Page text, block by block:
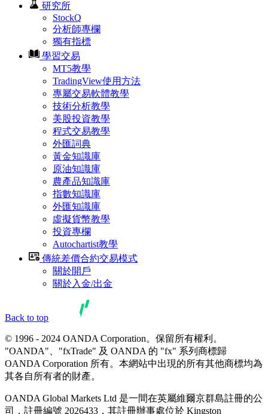
研究所
StockQ
分析師專欄
獨有指標
學習交易
MT5教學
TradingView使用方法
專屬交易軟體教學
技術分析教學
美股投資教學
程式交易教學
外匯詞典
黃金知識庫
原油知識庫
農產品知識庫
指數知識庫
外匯知識庫
虛擬貨幣教學
投資專欄
Autochartist教學
傳統差價合約交易模式
關於開戶
關於入金/出金
Back to top
© 1996 - 2024 OANDA Corporation。保留所有權利。
"OANDA"、"fxTrade" 及 OANDA 的 "fx" 系列商標歸
OANDA Corporation 所有。本網站中出現的所有其他商標均為
其各自所有者的財產。
OANDA Global Markets Ltd 是一間在英屬維爾京群島註冊的公
司，註冊編號 2026433，其註冊辦事處位於 Kingston